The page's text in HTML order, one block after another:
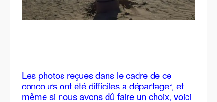
Les photos reçues dans le cadre de ce
concours ont été difficiles à départager, et
même si nous avons dû faire un choix, voici